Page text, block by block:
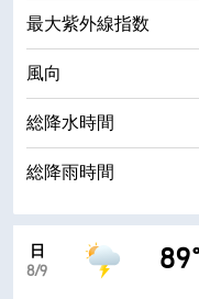
最大紫外線指数
風向
総降水時間
総降雨時間
日
8/9